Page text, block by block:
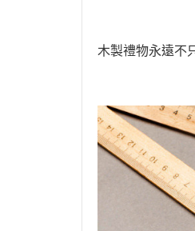
木製禮物永遠不